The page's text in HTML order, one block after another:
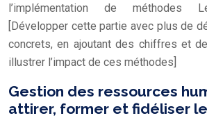
l’implémentation de méthodes
[Développer cette partie avec plus de
concrets, en ajoutant des chiffres et
illustrer l’impact de ces méthodes]
Gestion des ressources
attirer, former et fidéliser